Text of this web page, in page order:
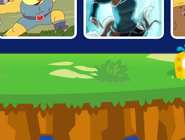
ROAR: LION-O'S
QUEST
KORRA: DARK
INTO LIGHT